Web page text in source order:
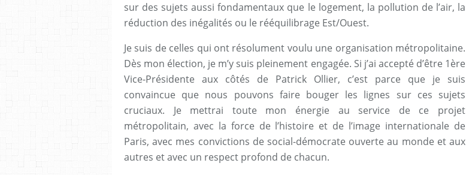
sur des sujets aussi fondamentaux que le logement, la pollution de l’air, la
réduction des inégalités ou le rééquilibrage Est/Ouest.
Je suis de celles qui ont résolument voulu une organisation métropolitaine.
Dès mon élection, je m’y suis pleinement engagée. Si j’ai accepté d’être 1ère
Vice-Présidente aux côtés de Patrick Ollier, c’est parce que je suis
convaincue que nous pouvons faire bouger les lignes sur ces sujets
cruciaux. Je mettrai toute mon énergie au service de ce projet
métropolitain, avec la force de l’histoire et de l’image internationale de
Paris, avec mes convictions de social-démocrate ouverte au monde et aux
autres et avec un respect profond de chacun.